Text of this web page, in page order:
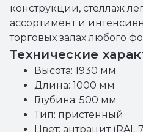
конструкции, стеллаж
ассортимент и
торговых залах любого
Технические
Высота: 1930 мм
Длина: 1000 мм
Глубина: 500 мм
Тип: пристенный
Цвет: антрацит (RAL